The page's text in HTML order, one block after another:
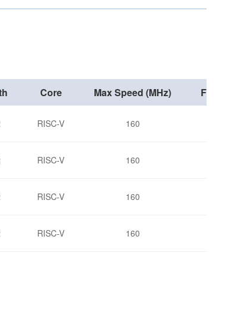
Core Max Speed (MHz) Flash
RISC-V 160
RISC-V 160
RISC-V 160
RISC-V 160